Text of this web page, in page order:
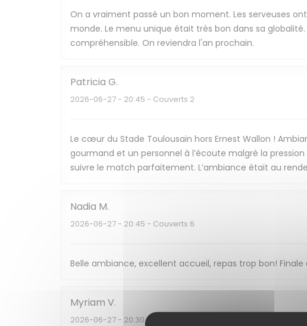
On a vraiment passé un bon moment. Les serveuses
monde. Le menu unique était très bon dans sa
compréhensible. On reviendra l'an prochain.
Patricia G
2026-06-27 - 20:45 - Couverts 2
Le cœur du Stade Toulousain hors Ernest Wallon !
gourmand et un personnel à l’écoute malgré la
suivre le match parfaitement. L’ambiance était au
Nadia M
2026-06-27 - 20:45 - Couverts 6
Belle ambiance, excellent accueil, repas trop bon! Finale
Myriam V
2026-06-27 - 20:30 - Couverts 2